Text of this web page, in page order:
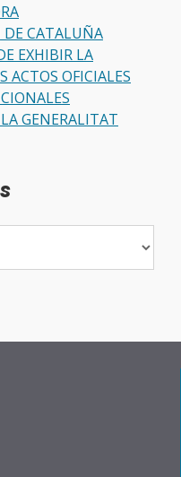
DE CATALUÑA
EXHIBIR LA
ACTOS OFICIALES
GENERALITAT